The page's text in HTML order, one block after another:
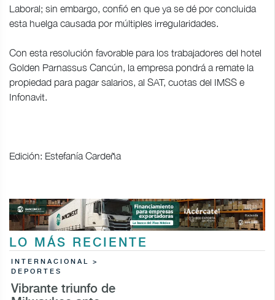
Laboral; sin embargo, confió en que ya se dé por concluida
esta huelga causada por múltiples irregularidades.
Con esta resolución favorable para los trabajadores del hotel
Golden Parnassus Cancún, la empresa pondrá a remate la
propiedad para pagar salarios, al SAT, cuotas del IMSS e
Infonavit.
Edición: Estefanía Cardeña
LO MÁS RECIENTE
INTERNACIONAL >
DEPORTES
Vibrante triunfo de